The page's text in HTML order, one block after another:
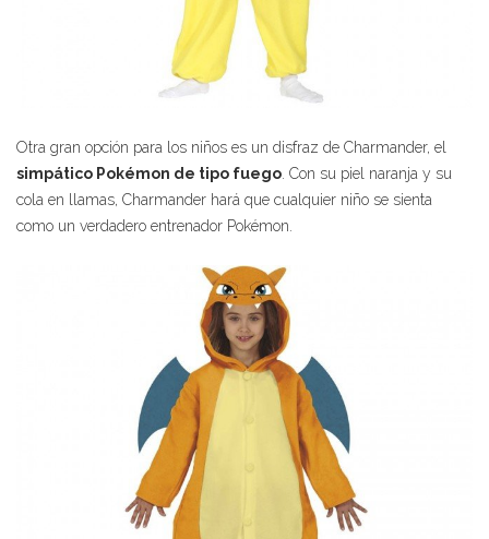
Otra gran opción para los niños es un disfraz de Charmander, el
simpático Pokémon de tipo fuego . Con su piel naranja y su
cola en llamas, Charmander hará que cualquier niño se sienta
como un verdadero entrenador Pokémon.